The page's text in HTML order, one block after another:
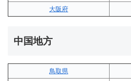
大阪府
中国地方
鳥取県